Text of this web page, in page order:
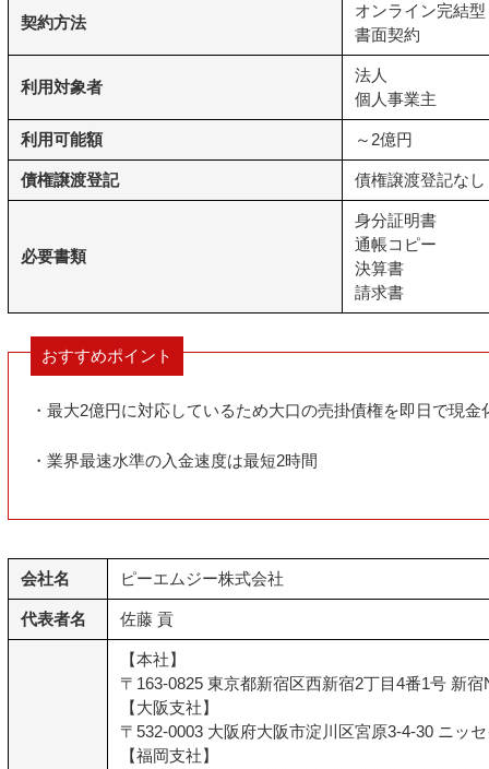
契約方法
オンライン完結型
書面契約
利用対象者
法人
個人事業主
利用可能額 ～2億円
債権譲渡登記 債権譲渡登記なし
必要書類
身分証明書
通帳コピー
決算書
請求書
おすすめポイント
・最大2億円に対応しているため大口の売掛債権を即日で現
・業界最速水準の入金速度は最短2時間
会社名 ピーエムジー株式会社
代表者名 佐藤 貢
【本社】
〒163-0825 東京都新宿区西新宿2丁目4番1号 新宿
【大阪支社】
〒532-0003 大阪府大阪市淀川区宮原3-4-30 ニッ
【福岡支社】